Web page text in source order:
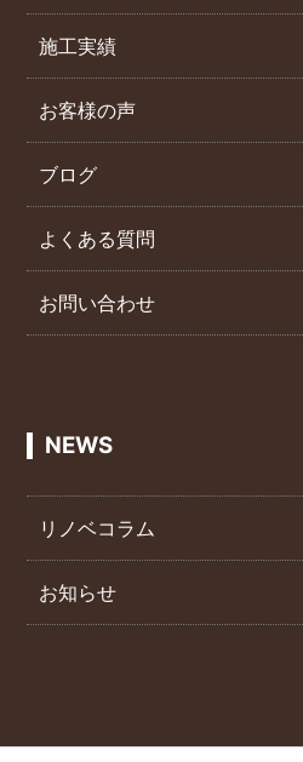
施工実績
お客様の声
ブログ
よくある質問
お問い合わせ
NEWS
リノベコラム
お知らせ